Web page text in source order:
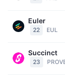
Euler
22 EUL
Succinct
23